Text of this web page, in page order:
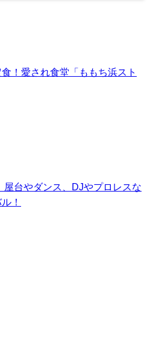
！愛され食堂「ももち浜スト
屋台やダンス、DJやプロレスな
！